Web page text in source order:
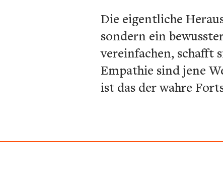
Die eigentliche
sondern ein
vereinfachen, schafft
Empathie sind jene
ist das der wahre